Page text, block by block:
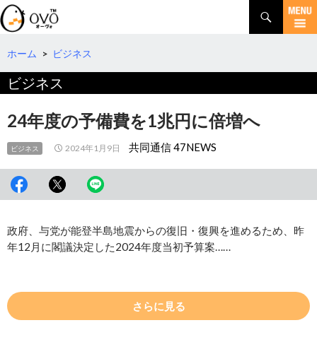
検
索
コ
テ
へ
動
ホーム > ビジネス
ビジネス
24年度の予備費を1兆円に倍増へ
ビジネス 2024年1月9日 共同通信 47NEWS
政府、与党が能登半島地震からの復旧・復興を進めるため、昨
年12月に閣議決定した2024年度当初予算案……
さらに見る